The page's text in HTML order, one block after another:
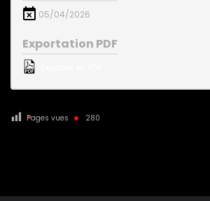
05/04/2026
Exportation PDF
Pages vues 280